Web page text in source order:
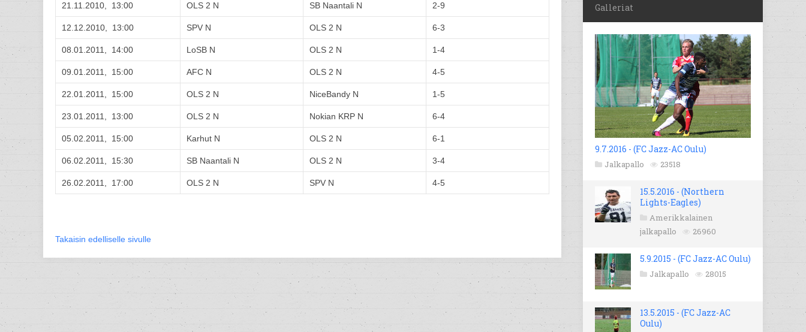
21.11.2010, 13:00 OLS 2 N SB Naantali N 2-9
12.12.2010, 13:00 SPV N OLS 2 N 6-3
08.01.2011, 14:00 LoSB N OLS 2 N 1-4
09.01.2011, 15:00 AFC N OLS 2 N 4-5
22.01.2011, 15:00 OLS 2 N NiceBandy N 1-5
23.01.2011, 13:00 OLS 2 N Nokian KRP N 6-4
05.02.2011, 15:00 Karhut N OLS 2 N 6-1
06.02.2011, 15:30 SB Naantali N OLS 2 N 3-4
26.02.2011, 17:00 OLS 2 N SPV N 4-5
Takaisin edelliselle sivulle
Galleriat
9.7.2016 - (FC Jazz-AC Oulu)
Jalkapallo 23518
15.5.2016 - (Northern
Lights-Eagles)
Amerikkalainen
jalkapallo
26960
5.9.2015 - (FC Jazz-AC Oulu)
Jalkapallo 28015
13.5.2015 - (FC Jazz-AC
Oulu)